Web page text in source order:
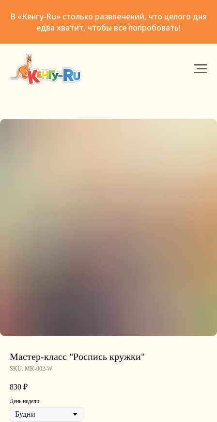
В «Кенгу-Ru» столько развлечений, что целого дня
едва хватит, чтобы все попробовать!
Мастер-класс "Роспись кружки"
SKU: MK-002-W
830 ₽
День недели